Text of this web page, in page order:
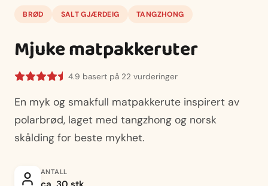
BRØD SALT GJÆRDEIG TANGZHONG
Mjuke matpakkeruter
4.9 basert på 22 vurderinger
En myk og smakfull matpakkerute inspirert av
polarbrød, laget med tangzhong og norsk
skålding for beste mykhet.
ANTALL